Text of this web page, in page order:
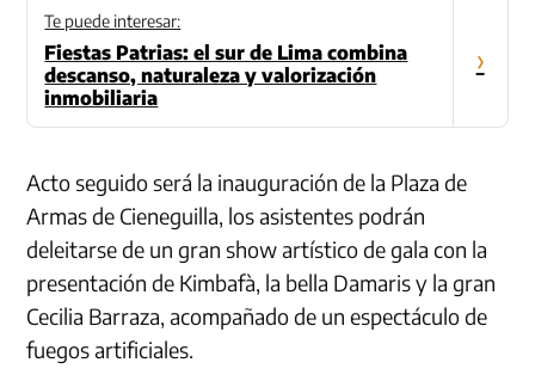
Te puede interesar:
Fiestas Patrias: el sur de Lima combina
descanso, naturaleza y valorización
inmobiliaria
›
Acto seguido será la inauguración de la Plaza de
Armas de Cieneguilla, los asistentes podrán
deleitarse de un gran show artístico de gala con la
presentación de Kimbafà, la bella Damaris y la gran
Cecilia Barraza, acompañado de un espectáculo de
fuegos artificiales.